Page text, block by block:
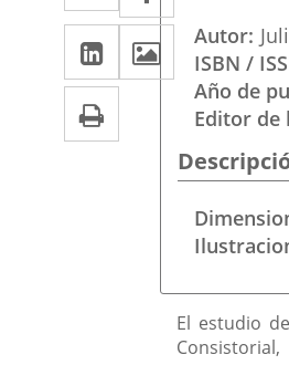
a
una
aplicación
externa.
a
una
aplicación
externa.
LinkedIn
Enlace
a
una
aplicación
externa.
Imágenes
Imprimir
Autor
ISBN /
Año de
Editor de
El estudio